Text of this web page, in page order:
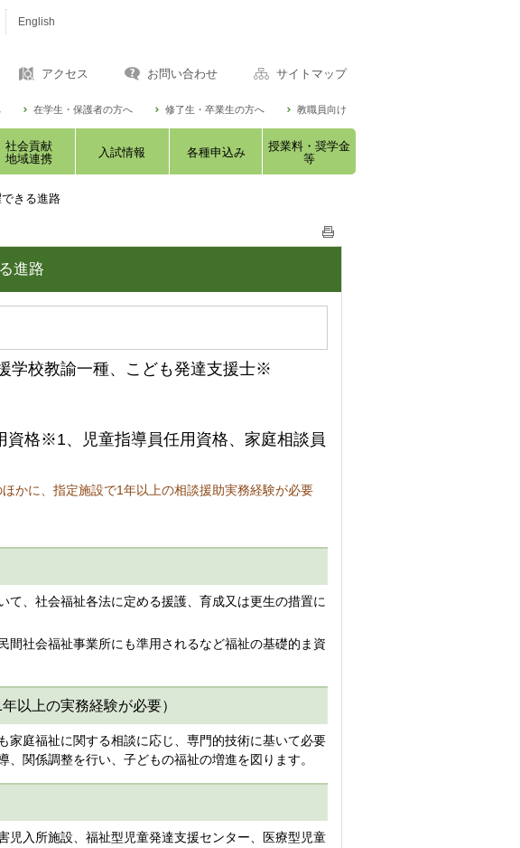
English
アクセス お問い合わせ サイトマップ
在学生・保護者の方へ 修了生・卒業生の方へ 教職員向け
社会貢献
地域連携
入試情報 各種申込み
授業料・奨学金
等
きる進路
進路
学校教諭一種、こども発達支援士※
資格※1、児童指導員任用資格、家庭相談員
かに、指定施設で1年以上の相談援助実務経験が必要
、社会福祉各法に定める援護、育成又は更生の措置に
社会福祉事業所にも準用されるなど福祉の基礎的ま資
以上の実務経験が必要）
庭福祉に関する相談に応じ、専門的技術に基いて必要
関係調整を行い、子どもの福祉の増進を図ります。
入所施設、福祉型児童発達支援センター、医療型児童